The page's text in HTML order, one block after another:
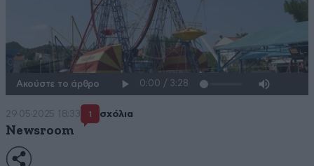
Ακούστε το άρθρο
29·05·2025 18:33 1 σχόλια
Newsroom